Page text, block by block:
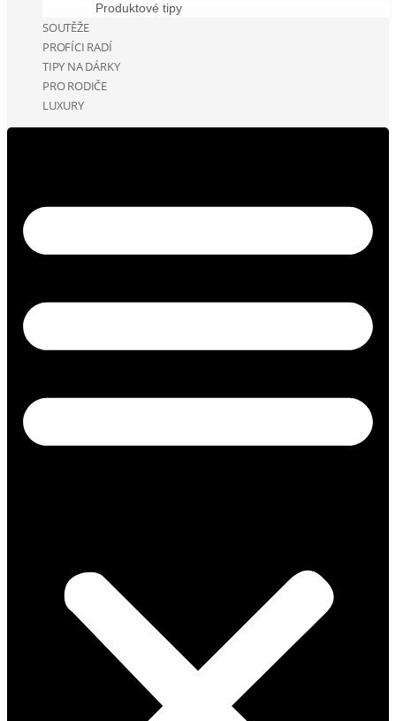
Produktové tipy
SOUTĚŽE
PROFÍCI RADÍ
TIPY NA DÁRKY
PRO RODIČE
LUXURY